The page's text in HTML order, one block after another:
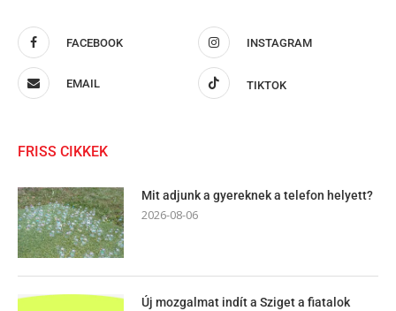
FACEBOOK INSTAGRAM
EMAIL TIKTOK
FRISS CIKKEK
Mit adjunk a gyereknek a telefon helyett?
2026-08-06
Új mozgalmat indít a Sziget a fiatalok